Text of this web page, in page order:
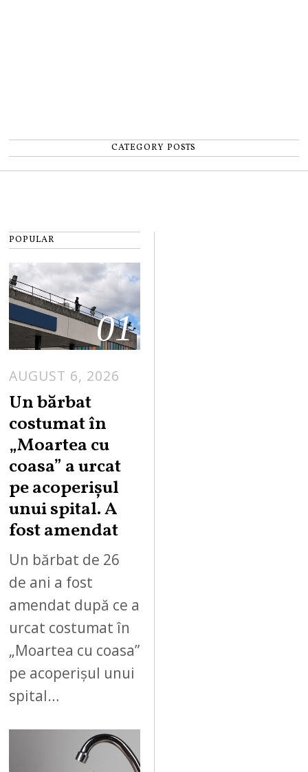
CATEGORY POSTS
POPULAR
01
AUGUST 6, 2026
Un bărbat
costumat în
„Moartea cu
coasa” a urcat
pe acoperișul
unui spital. A
fost amendat
Un bărbat de 26
de ani a fost
amendat după ce a
urcat costumat în
„Moartea cu coasa”
pe acoperișul unui
spital…